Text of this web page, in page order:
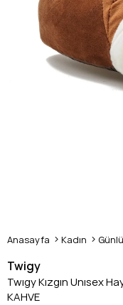
Anasayfa Kadın
Twigy
Twıgy Kızgın Unısex
KAHVE